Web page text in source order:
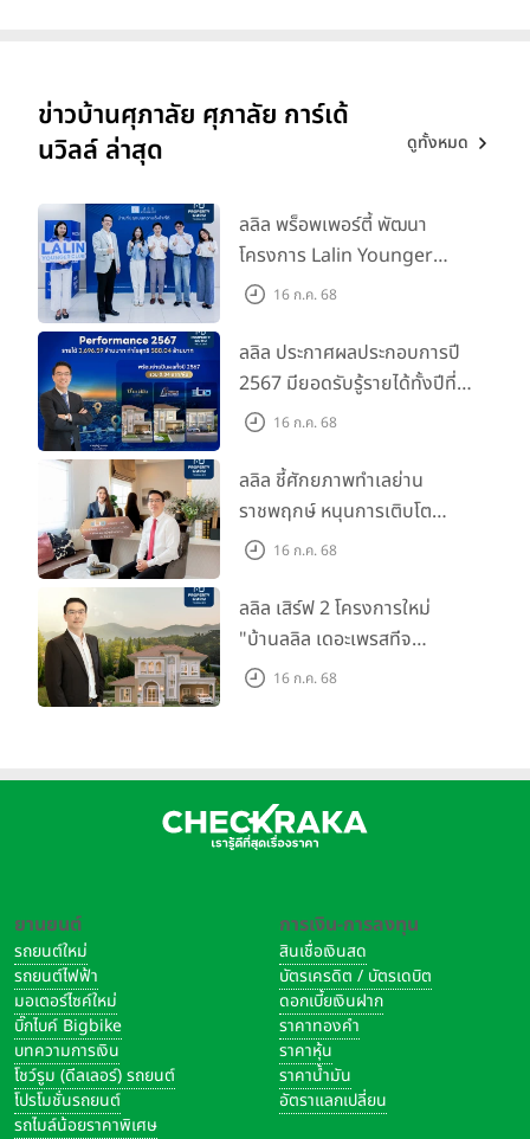
ข่าวบ้านศุภาลัย ศุภาลัย การ์เด้
นวิลล์ ล่าสุด
ดูทั้งหมด
ลลิล พร็อพเพอร์ตี้ พัฒนา
โครงการ Lalin Younger
Club ส่งเสริมผู้นำรุ่นใหม่
16 ก.ค. 68
ลลิล ประกาศผลประกอบการปี
2567 มียอดรับรู้รายได้ทั้งปีที่
3,696.59 ล้านบาท กำไรสุทธิ
ปันผลทั้งปี 2567 รวม 0.34
บาท/หุ้น
16 ก.ค. 68
ลลิล ชี้ศักยภาพทำเลย่าน
ราชพฤกษ์ หนุนการเติบโต
ตลาดที่อยู่อาศัย พร้อมเปิดตัว
ราชพฤกษ์-345" มูลค่า 600
ลบ.
16 ก.ค. 68
ลลิล เสิร์ฟ 2 โครงการใหม่
"บ้านลลิล เดอะเพรสทีจ
ราชบุรี" และ "ไลโอ ราชบุรี"
16 ก.ค. 68
ยานยนต์
รถยนต์ใหม่
รถยนต์ไฟฟ้า
มอเตอร์ไซค์ใหม่
บิ๊กไบค์ Bigbike
บทความการเงิน
โชว์รูม (ดีลเลอร์) รถยนต์
โปรโมชั่นรถยนต์
รถไมล์น้อยราคาพิเศษ
การเงิน-การลงทุน
สินเชื่อเงินสด
บัตรเครดิต / บัตรเดบิต
ดอกเบี้ยเงินฝาก
ราคาทองคำ
ราคาหุ้น
ราคาน้ำมัน
อัตราแลกเปลี่ยน